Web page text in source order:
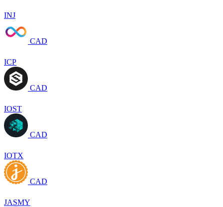
INJ
CAD
ICP
CAD
IOST
CAD
IOTX
CAD
JASMY